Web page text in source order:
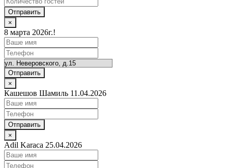
Отправить
×
8 марта 2026г.!
Отправить
×
Кашешов Шамиль 11.04.2026
Отправить
×
Adil Karaca 25.04.2026